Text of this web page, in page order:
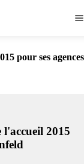
pour ses agences
l'accueil 2015